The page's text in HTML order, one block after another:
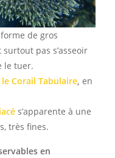
de gros
pas s’asseoir
le tuer.
le Corail Tabulaire, en
s’apparente à une
très fines.
en